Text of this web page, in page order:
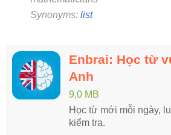
Synonyms: list
Enbrai: Học từ
Anh
9,0 MB
Học từ mới mỗi ngày,
kiểm tra.